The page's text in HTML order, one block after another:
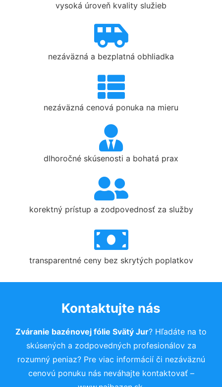
vysoká úroveň kvality služieb
nezáväzná a bezplatná obhliadka
nezáväzná cenová ponuka na mieru
dlhoročné skúsenosti a bohatá prax
korektný prístup a zodpovednosť za služby
transparentné ceny bez skrytých poplatkov
Kontaktujte nás
Zváranie bazénovej fólie Svätý Jur? Hľadáte na to
skúsených a zodpovedných profesionálov za
rozumný peniaz? Pre viac informácií či nezáväznú
cenovú ponuku nás neváhajte kontaktovať –